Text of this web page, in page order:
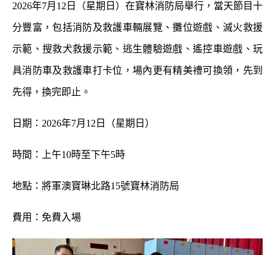
2026年7月12日（星期日）在寶林消防局舉行，當天節目十
分豐富，包括消防及救護車輛展覽、攤位遊戲、滅火救援
示範、搜救犬救援示範、逃生體驗遊戲、遙控車遊戲、玩
具消防車及救護車打卡位，場內更有精美禮可換領，先到
先得，換完即止。
日期：2026年7月12日（星期日）
時間： 上午10時至下午5時
地點：將軍澳寶琳北路15號寶林消防局
費用：免費入場